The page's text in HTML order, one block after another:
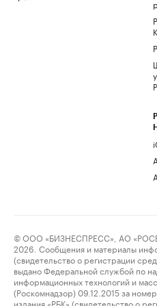
© ООО «БИЗНЕСПРЕСС», АО
2026. Сообщения и материалы
(свидетельство о регистрации
выдано Федеральной службой по
информационных технологий и
(Роскомнадзор) 09.12.2015 за
издания «РБК» (свидетельство о